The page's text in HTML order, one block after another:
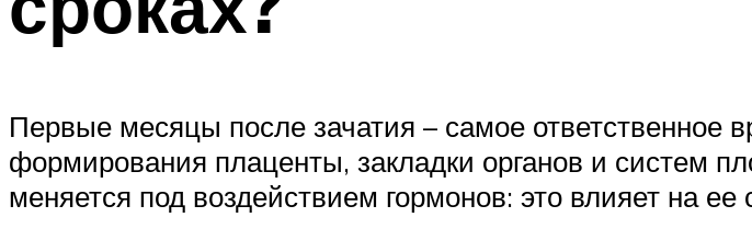
Первые месяцы после зачатия – самое ответственное
формирования плаценты, закладки органов и систем
меняется под воздействием гормонов: это влияет на